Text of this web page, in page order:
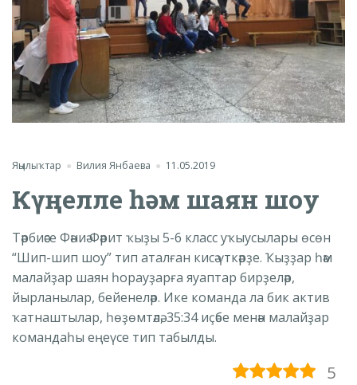
Яңылыҡтар Вилия Янбаева 11.05.2019
Күңелле һәм шаян шоу
Тәрбиәсе Фәниә Фәрит ҡыҙы 5-6 класс уҡыусылары өсөн
“Шип-шип шоу” тип аталған кисә үткәрҙе. Ҡыҙҙар һәм
малайҙар шаян һорауҙарға яуаптар бирҙеләр,
йырланылар, бейенеләр. Ике команда ла бик актив
ҡатнаштылар, һөҙөмтәлә, 35:34 иҫәбе менән малайҙар
командаһы еңеүсе тип табылды.
5